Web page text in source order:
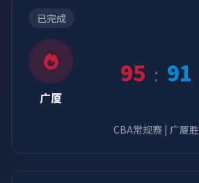
已完成
广厦
95 : 91
CBA常规赛 | 广厦胜